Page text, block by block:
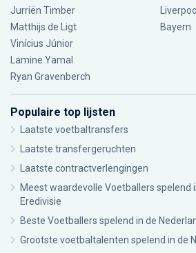
Jurriën Timber
Matthijs de Ligt
Vinícius Júnior
Lamine Yamal
Ryan Gravenberch
Liverpool
Bayern
Populaire top lijsten
Laatste voetbaltransfers
Laatste transfergeruchten
Laatste contractverlengingen
Meest waardevolle Voetballers spelend
Eredivisie
Beste Voetballers spelend in de
Grootste voetbaltalenten spelend in de